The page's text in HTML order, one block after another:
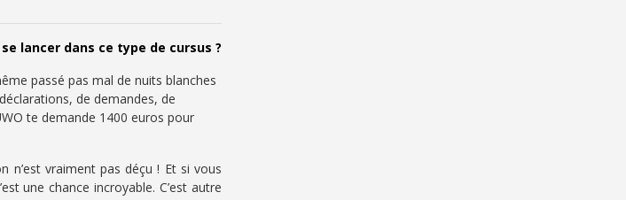
lancer dans ce type de cursus ?
passé pas mal de nuits blanches
de demandes, de
te demande 1400 euros pour
n’est vraiment pas déçu ! Et si vous
une chance incroyable. C’est autre